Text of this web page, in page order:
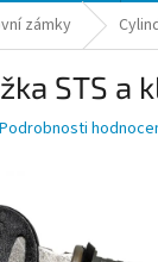
zámky
STS a
Podrobnosti